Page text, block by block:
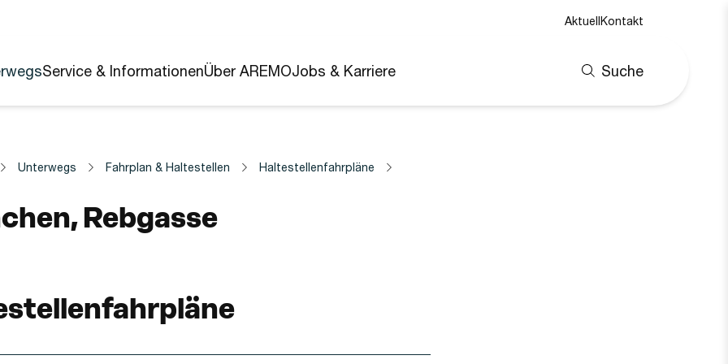
Service & InformationenÜber AREMOJobs & Karriere Suche
AktuellKontakt
Unterwegs Fahrplan & Haltestellen Haltestellenfahrpläne
Rebgasse